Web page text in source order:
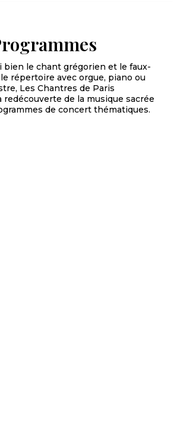
bien le chant grégorien et le faux-
répertoire avec orgue, piano ou
Les Chantres de Paris
de la musique sacrée
de concert thématiques.